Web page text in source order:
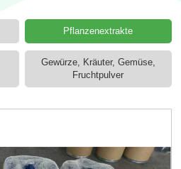
Pflanzenextrakte
Gewürze, Kräuter, Gemüse,
Fruchtpulver